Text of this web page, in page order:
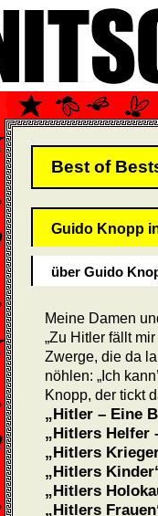
Best of
Guido Knopp
über Guido
Meine Damen
„Zu Hitler fällt
Zwerge, die da
nöhlen: „Ich
Knopp, der tickt
„Hitler – Eine
„Hitlers Helfer
„Hitlers
„Hitlers
„Hitlers
„Hitlers